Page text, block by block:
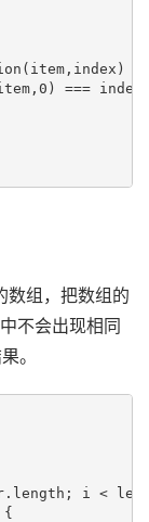
{
=== index
数组，把数组的
不会出现相同
。
i <
{